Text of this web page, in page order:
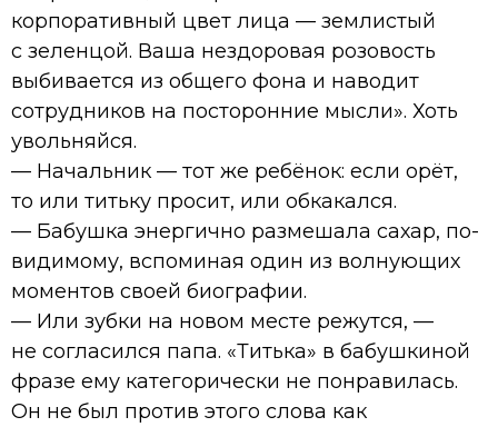
корпоративный цвет лица — землистый
с зеленцой. Ваша нездоровая розовость
выбивается из общего фона и наводит
сотрудников на посторонние мысли». Хоть
увольняйся.
— Начальник — тот же ребёнок: если орёт,
то или титьку просит, или обкакался.
— Бабушка энергично размешала сахар, по-
видимому, вспоминая один из волнующих
моментов своей биографии.
— Или зубки на новом месте режутся, —
не согласился папа. «Титька» в бабушкиной
фразе ему категорически не понравилась.
Он не был против этого слова как